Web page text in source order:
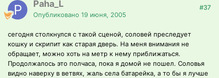
Paha_L
Опубликовано 19 июня, 2005
#37
сегодня столкнулся с такой сценой, соловей преследует
кошку и скрипит как старая дверь. На меня внимания не
обращает, можно хоть на метр к нему приближаться.
Продолжалось это полчаса, пока я домой не пошел. Соловья
видно наверху в ветвях, жаль села батарейка, а то бы я лучше